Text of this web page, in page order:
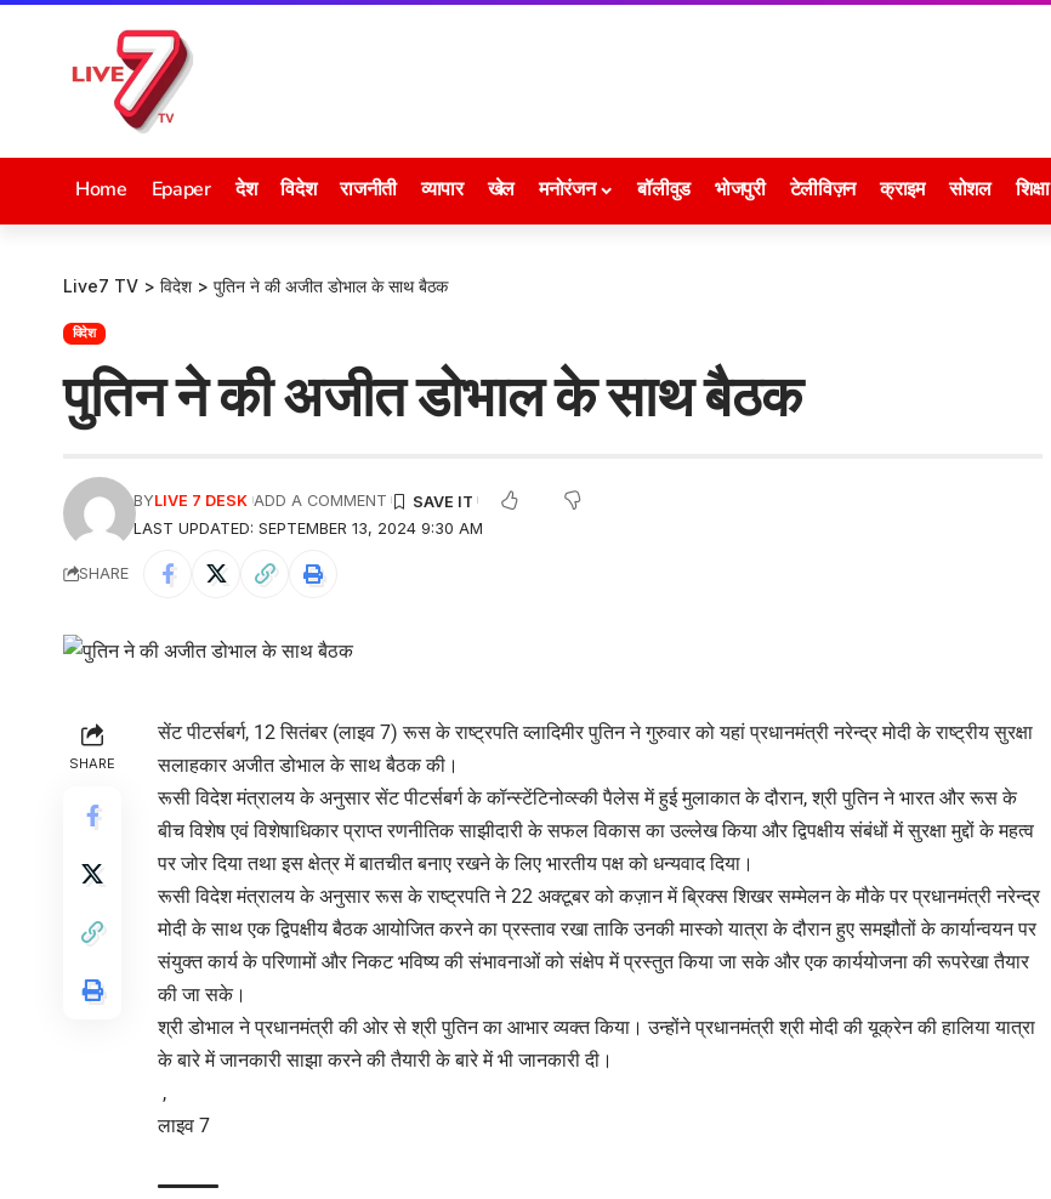
Home Epaper देश विदेश राजनीती व्यापार खेल मनोरंजन बॉलीवुड भोजपुरी टेलीविज़न क्राइम सोशल शिक्षा
Live7 TV > विदेश > पुतिन ने की अजीत डोभाल के साथ बैठक
विदेश
पुतिन ने की अजीत डोभाल के साथ बैठक
LAST UPDATED: SEPTEMBER 13, 2024 9:30 AM
BYLIVE 7 DESK ADD A COMMENT
SHARE
SHARE
सेंट पीटर्सबर्ग, 12 सितंबर (लाइव 7) रूस के राष्ट्रपति व्लादिमीर पुतिन ने गुरुवार को यहां प्रधानमंत्री नरेन्द्र मोदी के राष्ट्रीय सुरक्षा
सलाहकार अजीत डोभाल के साथ बैठक की।
रूसी विदेश मंत्रालय के अनुसार सेंट पीटर्सबर्ग के कॉन्स्टेंटिनोव्स्की पैलेस में हुई मुलाकात के दौरान, श्री पुतिन ने भारत और रूस के
बीच विशेष एवं विशेषाधिकार प्राप्त रणनीतिक साझीदारी के सफल विकास का उल्लेख किया और द्विपक्षीय संबंधों में सुरक्षा मुद्दों के महत्व
पर जोर दिया तथा इस क्षेत्र में बातचीत बनाए रखने के लिए भारतीय पक्ष को धन्यवाद दिया।
रूसी विदेश मंत्रालय के अनुसार रूस के राष्ट्रपति ने 22 अक्टूबर को कज़ान में ब्रिक्स शिखर सम्मेलन के मौके पर प्रधानमंत्री नरेन्द्र
मोदी के साथ एक द्विपक्षीय बैठक आयोजित करने का प्रस्ताव रखा ताकि उनकी मास्को यात्रा के दौरान हुए समझौतों के कार्यान्वयन पर
संयुक्त कार्य के परिणामों और निकट भविष्य की संभावनाओं को संक्षेप में प्रस्तुत किया जा सके और एक कार्ययोजना की रूपरेखा तैयार
की जा सके।
श्री डोभाल ने प्रधानमंत्री की ओर से श्री पुतिन का आभार व्यक्त किया। उन्होंने प्रधानमंत्री श्री मोदी की यूक्रेन की हालिया यात्रा
के बारे में जानकारी साझा करने की तैयारी के बारे में भी जानकारी दी।
,
लाइव 7